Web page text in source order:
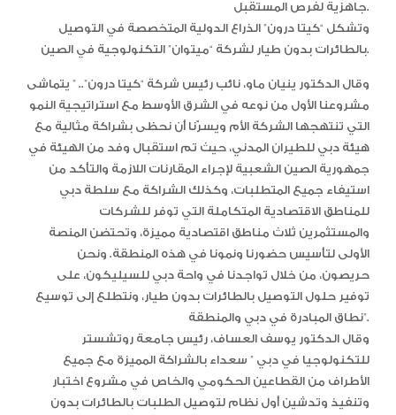
جاهزية لفرص المستقبل.
وتشكل “كيتا درون” الذراع الدولية المتخصصة في التوصيل
بالطائرات بدون طيار لشركة “ميتوان” التكنولوجية في الصين.
وقال الدكتور ينيان ماو، نائب رئيس شركة “كيتا درون”.. ” يتماشى
مشروعنا الأول من نوعه في الشرق الأوسط مع استراتيجية النمو
التي تنتهجها الشركة الأم ويسرّنا أن نحظى بشراكة مثالية مع
هيئة دبي للطيران المدني، حيث تم استقبال وفد من الهيئة في
جمهورية الصين الشعبية لإجراء المقارنات اللازمة والتأكد من
استيفاء جميع المتطلبات، وكذلك الشراكة مع سلطة دبي
للمناطق الاقتصادية المتكاملة التي توفر للشركات
والمستثمرين ثلاث مناطق اقتصادية مميزة، وتحتضن المنصة
الأولى لتأسيس حضورنا ونمونا في هذه المنطقة. ونحن
حريصون، من خلال تواجدنا في واحة دبي للسيليكون، على
توفير حلول التوصيل بالطائرات بدون طيار، ونتطلع إلى توسيع
نطاق المبادرة في دبي والمنطقة”.
وقال الدكتور يوسف العساف، رئيس جامعة روتشستر
للتكنولوجيا في دبي ” سعداء بالشراكة المميزة مع جميع
الأطراف من القطاعين الحكومي والخاص في مشروع اختبار
وتنفيذ وتدشين أول نظام لتوصيل الطلبات بالطائرات بدون